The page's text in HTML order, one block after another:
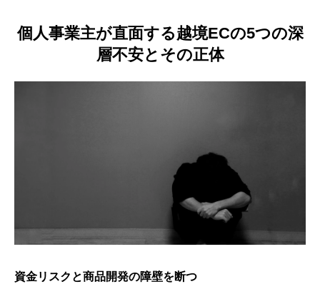
個人事業主が直面する越境ECの5つの深
層不安とその正体
資金リスクと商品開発の障壁を断つ